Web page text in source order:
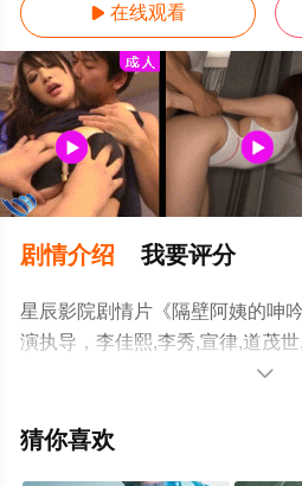
 在线观看
剧情介绍 我要评分
星辰影院剧情片《隔壁阿姨的呻
演执导，李佳熙,李秀,宣律,道茂
绎的韩国电影，手机免费观看高
猫或剧情网等平台了解。

猜你喜欢